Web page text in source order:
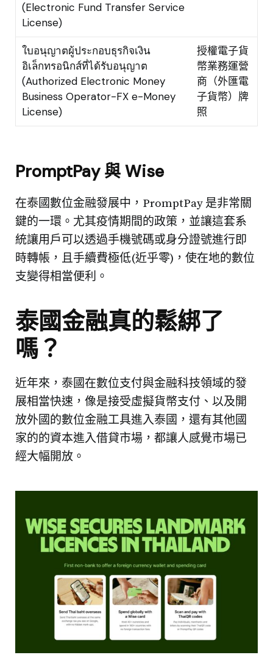
(Electronic Fund Transfer Service
License)
ใบอนุญาตผู้ประกอบธุรกิจเงิน
อิเล็กทรอนิกส์ที่ได้รับอนุญาต
(Authorized Electronic Money
Business Operator-FX e-Money
License)
授權電子貨
幣業務運營
商（外匯電
子貨幣）牌
照
PromptPay 與 Wise
在泰國數位金融發展中，PromptPay 是非常關
鍵的一環。尤其疫情期間的政策，並讓這套系
統讓用戶可以透過手機號碼或身分證號進行即
時轉帳，且手續費極低(近乎零)，使在地的數位
支變得相當便利。
泰國金融真的鬆綁了
嗎？
近年來，泰國在數位支付與金融科技領域的發
展相當快速，像是接受虛擬貨幣支付、以及開
放外國的數位金融工具進入泰國，還有其他國
家的的資本進入借貸市場，都讓人感覺市場已
經大幅開放。